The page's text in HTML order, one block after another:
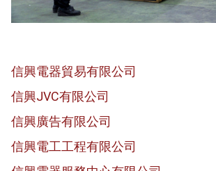
信興電器貿易有限公司
信興JVC有限公司
信興廣告有限公司
信興電工工程有限公司